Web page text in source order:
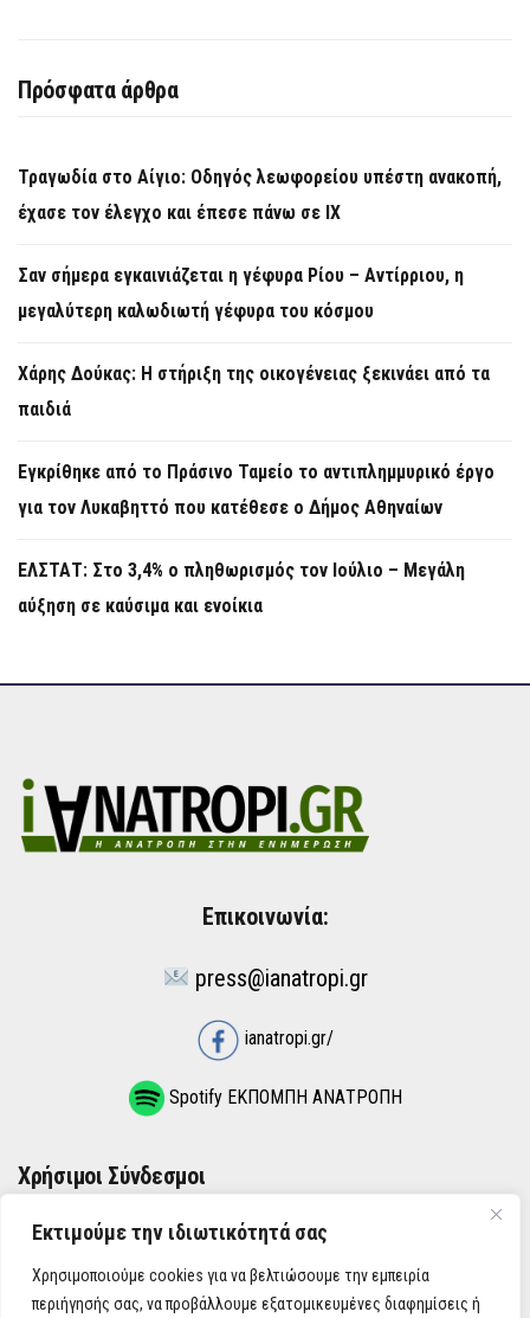
Εκτιμούμε την ιδιωτικότητά σας
Χρησιμοποιούμε cookies για να βελτιώσουμε την εμπειρία
περιήγησής σας, να προβάλλουμε εξατομικευμένες διαφημίσεις ή
Πρόσφατα άρθρα
Τραγωδία στο Αίγιο: Οδηγός λεωφορείου υπέστη ανακοπή,
έχασε τον έλεγχο και έπεσε πάνω σε ΙΧ
Σαν σήμερα εγκαινιάζεται η γέφυρα Ρίου – Αντίρριου, η
μεγαλύτερη καλωδιωτή γέφυρα του κόσμου
Χάρης Δούκας: Η στήριξη της οικογένειας ξεκινάει από τα
παιδιά
Εγκρίθηκε από το Πράσινο Ταμείο το αντιπλημμυρικό έργο
για τον Λυκαβηττό που κατέθεσε ο Δήμος Αθηναίων
ΕΛΣΤΑΤ: Στο 3,4% ο πληθωρισμός τον Ιούλιο – Μεγάλη
αύξηση σε καύσιμα και ενοίκια
Επικοινωνία:
press@ianatropi.gr
ianatropi.gr/
Spotify ΕΚΠΟΜΠΗ ΑΝΑΤΡΟΠΗ
Χρήσιμοι Σύνδεσμοι
ΌΡΟΙ ΧΡΉΣΗΣ
ΠΟΛΙΤΙΚΉ ΑΠΟΡΡΉΤΟΥ